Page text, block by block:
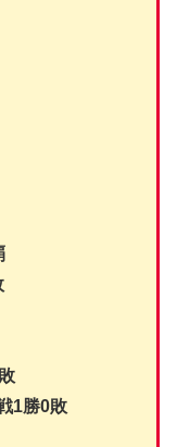
1勝0敗